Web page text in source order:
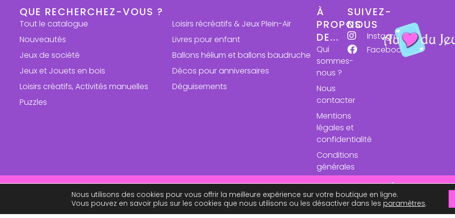
QUE RECHERCHEZ-VOUS ?
Tout le catalogue
Nouveautés
Jeux de société
Jeux et Jouets en bois
Loisirs créatifs, Activités manuelles
Puzzles
Loisirs récréatifs & Jeux Plein-Air
Livres pour enfant
Ballons hélium et ballons baudruche
Décos pour anniversaires
Déguisements
À
PROPOS
DE...
Qui
sommes-
nous ?
Nous
contacter
Mentions
légales et
confidentialité
Conditions
générales
de vente
SUIVEZ-
NOUS
Instagram
Facebook
Reprise des expéditions le 24 aout. À très
Nous utilisons des cookies pour vous offrir la meilleure expérience sur votre boutique en ligne.
Vous pouvez en savoir plus sur les cookies que nous utilisons ou les désactiver dans les paramètres.